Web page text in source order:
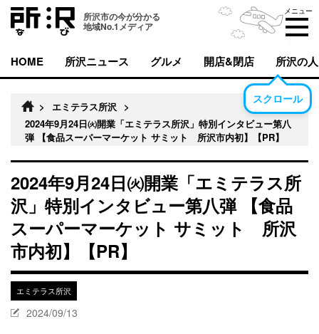
所沢市の今が分かる
地域No.1メディア
メニュー
HOME 所沢ニュース グルメ 開店&閉店 所沢の人
スクロール
> エミテラス所沢 >
2024年9月24日㈫開業「エミテラス所沢」特別インタビュー第八
弾 【食品スーパーマーケット サミット 所沢市内初】【PR】
2024年9月24日㈫開業「エミテラス所
沢」特別インタビュー第八弾 【食品
スーパーマーケット サミット 所沢
市内初】【PR】
エミテラス所沢
2024/09/13